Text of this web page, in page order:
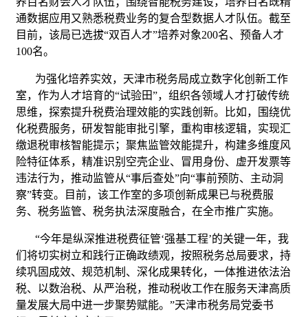
通数据应用又熟悉税费业务的复合型数据人才队伍。截至
目前，该局已选拔“双百人才”培养对象200名、预备人才
100名。
为强化培养实效，天津市税务局成立数字化创新工作
室，作为人才培育的“试验田”，组织各领域人才打破传统
思维，探索提升税费治理效能的实践创新。比如，围绕优
化税费服务，研发智能审批引擎，重构审核逻辑，实现汇
缴退税审核智能提示；聚焦监管效能提升，构建多维度风
险特征体系，精准识别空壳企业、冒用身份、虚开发票等
违法行为，推动监管从“事后查处”向“事前预防、主动洞
察”转变。目前，该工作室的多项创新成果已与税费服
务、税务监管、税务执法深度融合，在全市推广实施。
“今年是纵深推进税费征管‘强基工程’的关键一年，我
们将切实树立和践行正确政绩观，按照税务总局要求，持
续巩固成效、规范机制、深化成果转化，一体推进依法治
税、以数治税、从严治税，推动税收工作在服务天津高质
量发展大局中进一步聚势赋能。”天津市税务局党委书